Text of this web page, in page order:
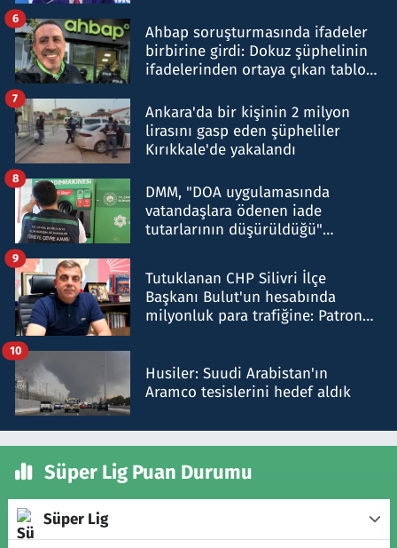
Ahbap soruşturmasında ifadeler
birbirine girdi: Dokuz şüphelinin
ifadelerinden ortaya çıkan tablo
6
Ankara'da bir kişinin 2 milyon
lirasını gasp eden şüpheliler
Kırıkkale'de yakalandı
7
DMM, "DOA uygulamasında
vatandaşlara ödenen iade
tutarlarının düşürüldüğü"
8
Tutuklanan CHP Silivri İlçe
Başkanı Bulut'un hesabında
milyonluk para trafiğine: Patron
9
Husiler: Suudi Arabistan'ın
Aramco tesislerini hedef aldık
10
Süper Lig Puan Durumu
Süper Lig